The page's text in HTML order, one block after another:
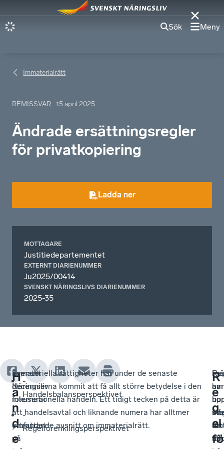
Sök Meny
Immaterialrätt
REMISSVAR 15 april 2025
Ändrade ersättningsregler
för privatkopiering
Ladda ner
MOTTAGARE
Justitiedepartementet
EXTERNT DIARIENUMMER
Ju2025/00414
SVENSKT NÄRINGSLIVS DIARIENUMMER
2025-35
Svenskt
Näringsliv
fokuserar
i
yttrandet
på
-
Handelsbalansperspektivet
-
Regelförenklingsperspektivet
H
a
n
d
e
Immateriella rättigheter har under de senaste
decennierna kommit att få allt större betydelse i den
internationella handeln. Ett tidigt tecken på detta är
att handelsavtal och liknande numera har alltmer
omfattande avsnitt om immaterialrätt.
av
är
om
hur
får
om
R
e
g
el
fö